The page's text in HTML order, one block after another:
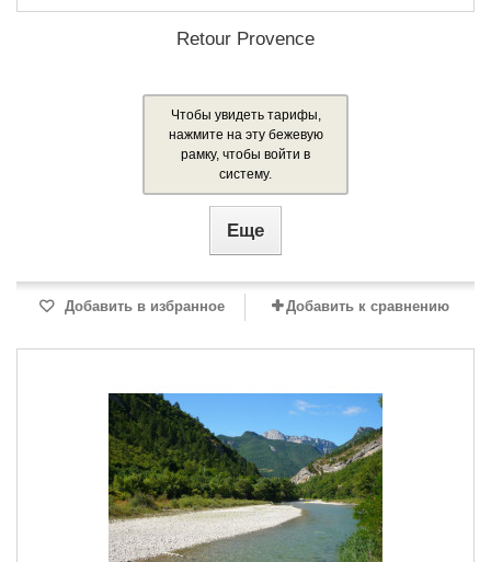
Retour Provence
Чтобы увидеть тарифы,
нажмите на эту бежевую
рамку, чтобы войти в
систему.
Еще
Добавить в избранное Добавить к сравнению